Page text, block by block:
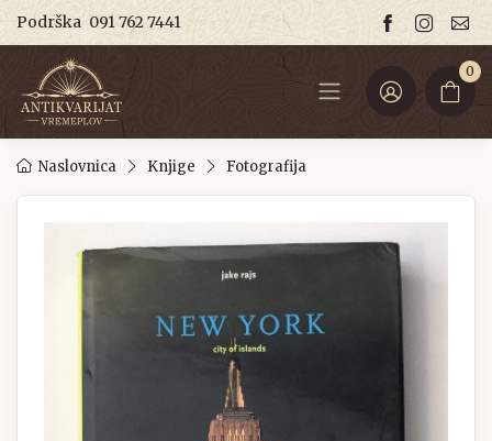
Podrška 091 762 7441
0
Naslovnica Knjige Fotografija